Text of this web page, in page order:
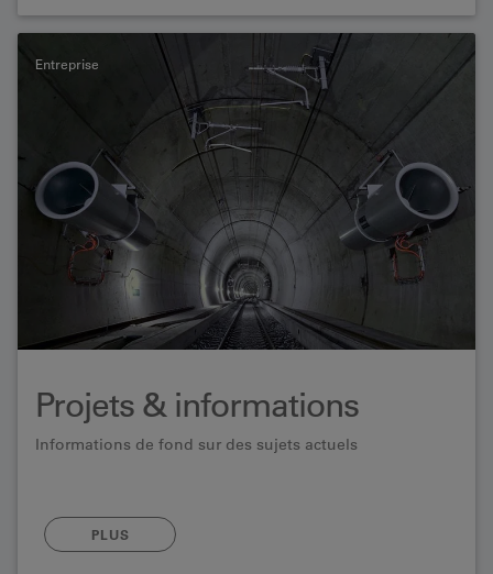
Entreprise
Projets & informations
Informations de fond sur des sujets actuels
PLUS